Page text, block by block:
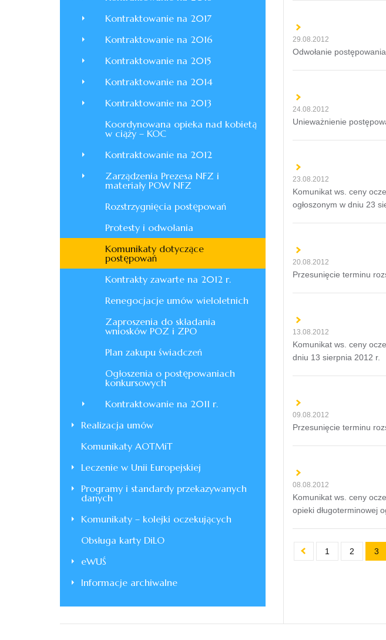
Kontraktowanie na 2017
Kontraktowanie na 2016
Kontraktowanie na 2015
Kontraktowanie na 2014
Kontraktowanie na 2013
Koordynowana opieka nad kobietą
w ciąży – KOC
Kontraktowanie na 2012
Zarządzenia Prezesa NFZ i
materiały POW NFZ
Rozstrzygnięcia postępowań
Protesty i odwołania
Komunikaty dotyczące
postępowań
Kontrakty zawarte na 2012 r.
Renegocjacje umów wieloletnich
Zaproszenia do składania
wniosków POZ i ZPO
Plan zakupu świadczeń
Ogłoszenia o postępowaniach
konkursowych
Kontraktowanie na 2011 r.
Realizacja umów
Komunikaty AOTMiT
Leczenie w Unii Europejskiej
Programy i standardy przekazywanych
danych
Komunikaty – kolejki oczekujących
Obsługa karty DiLO
eWUŚ
Informacje archiwalne
29.08.2012
Odwołanie
24.08.2012
Unieważnienie
23.08.2012
Komunikat ws. ceny
ogłoszonym w dniu 23
20.08.2012
Przesunięcie terminu
13.08.2012
Komunikat ws. ceny
dniu 13 sierpnia 2012 r.
09.08.2012
Przesunięcie terminu
08.08.2012
Komunikat ws. ceny
opieki długoterminowej
1 2 3